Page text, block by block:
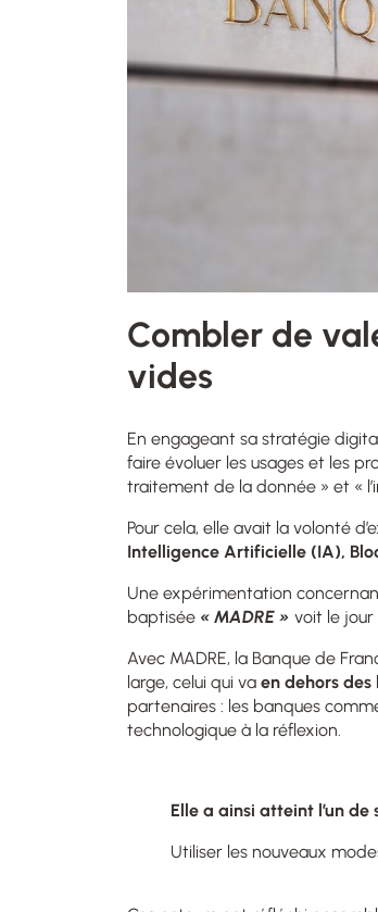
Combler de
vides
En engageant sa stratégie
faire évoluer les usages et les
traitement de la donnée » et «
Pour cela, elle avait la volonté
Intelligence Artificielle (IA),
Une expérimentation
baptisée « MADRE » voit le jour
Avec MADRE, la Banque de
large, celui qui va en dehors
partenaires : les banques
technologique à la réflexion.
Elle a ainsi atteint l’un de
Utiliser les nouveaux